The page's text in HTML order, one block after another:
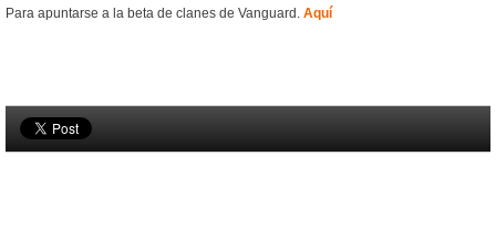
Para apuntarse a la beta de clanes de Vanguard. Aquí